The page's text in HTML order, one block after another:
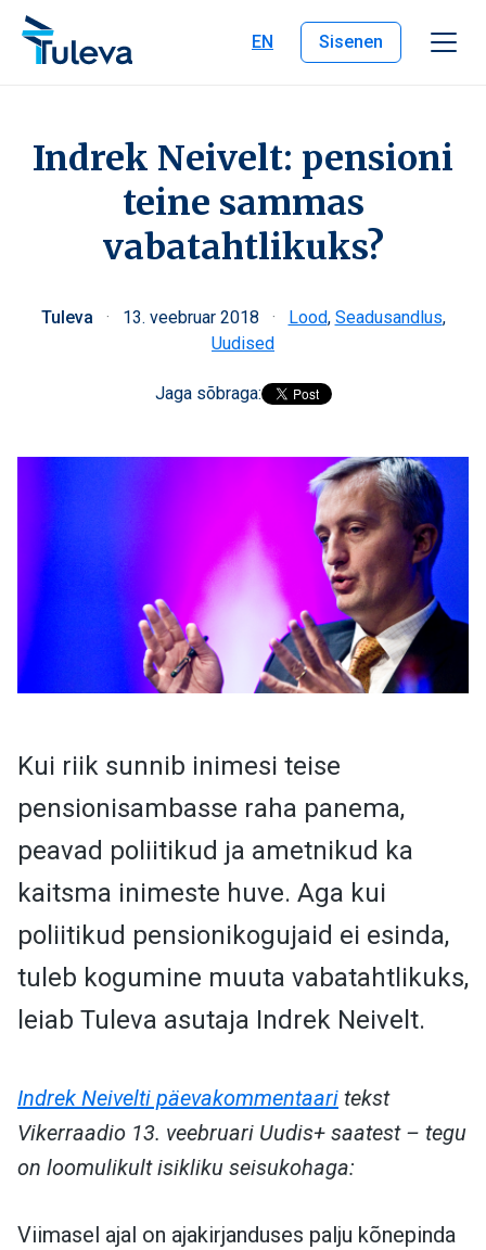
Liigu edasi sisu juurde
EN
Sisenen
Indrek Neivelt: pensioni
teine sammas
vabatahtlikuks?
Tuleva · 13. veebruar 2018 · Lood, Seadusandlus,
Uudised
Jaga sõbraga:
Kui riik sunnib inimesi teise
pensionisambasse raha panema,
peavad poliitikud ja ametnikud ka
kaitsma inimeste huve. Aga kui
poliitikud pensionikogujaid ei esinda,
tuleb kogumine muuta vabatahtlikuks,
leiab Tuleva asutaja Indrek Neivelt.
Indrek Neivelti päevakommentaari tekst
Vikerraadio 13. veebruari Uudis+ saatest – tegu
on loomulikult isikliku seisukohaga:
Viimasel ajal on ajakirjanduses palju kõnepinda